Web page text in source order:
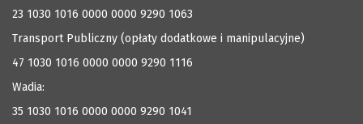
23 1030 1016 0000 0000 9290 1063
Transport Publiczny (opłaty dodatkowe i manipulacyjne)
47 1030 1016 0000 0000 9290 1116
Wadia:
35 1030 1016 0000 0000 9290 1041